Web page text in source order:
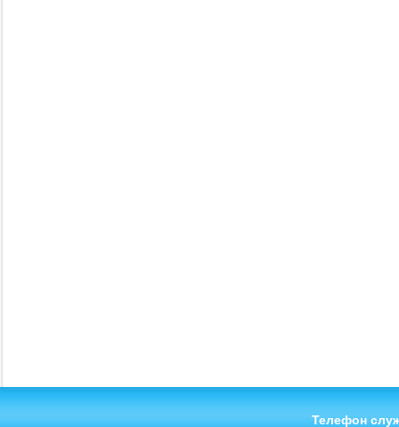
Телефон